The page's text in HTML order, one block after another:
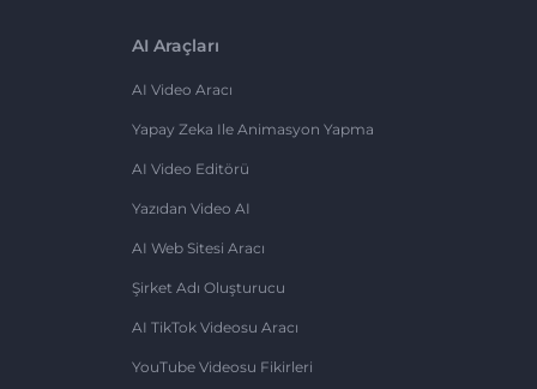
AI Araçları
AI Video Aracı
Yapay Zeka Ile Animasyon Yapma
AI Video Editörü
Yazıdan Video AI
AI Web Sitesi Aracı
Şirket Adı Oluşturucu
AI TikTok Videosu Aracı
YouTube Videosu Fikirleri